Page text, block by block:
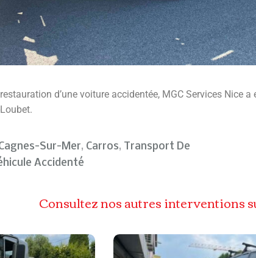
d’une voiture accidentée, MGC Services Nice
Sur-Mer, Carros, Transport De
Accidenté
Consultez nos autres interventions